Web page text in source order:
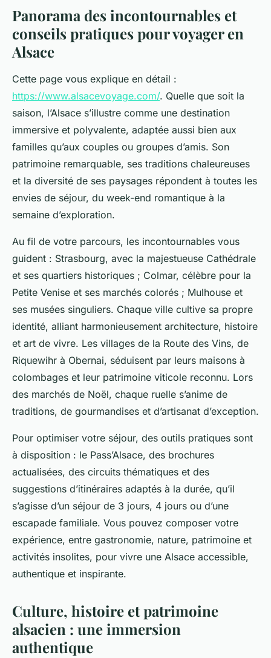
Panorama des incontournables et
conseils pratiques pour voyager en
Alsace
Cette page vous explique en détail :
https://www.alsacevoyage.com/. Quelle que soit la
saison, l’Alsace s’illustre comme une destination
immersive et polyvalente, adaptée aussi bien aux
familles qu’aux couples ou groupes d’amis. Son
patrimoine remarquable, ses traditions chaleureuses
et la diversité de ses paysages répondent à toutes les
envies de séjour, du week-end romantique à la
semaine d’exploration.
Au fil de votre parcours, les incontournables vous
guident : Strasbourg, avec la majestueuse Cathédrale
et ses quartiers historiques ; Colmar, célèbre pour la
Petite Venise et ses marchés colorés ; Mulhouse et
ses musées singuliers. Chaque ville cultive sa propre
identité, alliant harmonieusement architecture, histoire
et art de vivre. Les villages de la Route des Vins, de
Riquewihr à Obernai, séduisent par leurs maisons à
colombages et leur patrimoine viticole reconnu. Lors
des marchés de Noël, chaque ruelle s’anime de
traditions, de gourmandises et d’artisanat d’exception.
Pour optimiser votre séjour, des outils pratiques sont
à disposition : le Pass’Alsace, des brochures
actualisées, des circuits thématiques et des
suggestions d’itinéraires adaptés à la durée, qu’il
s’agisse d’un séjour de 3 jours, 4 jours ou d’une
escapade familiale. Vous pouvez composer votre
expérience, entre gastronomie, nature, patrimoine et
activités insolites, pour vivre une Alsace accessible,
authentique et inspirante.
Culture, histoire et patrimoine
alsacien : une immersion
authentique